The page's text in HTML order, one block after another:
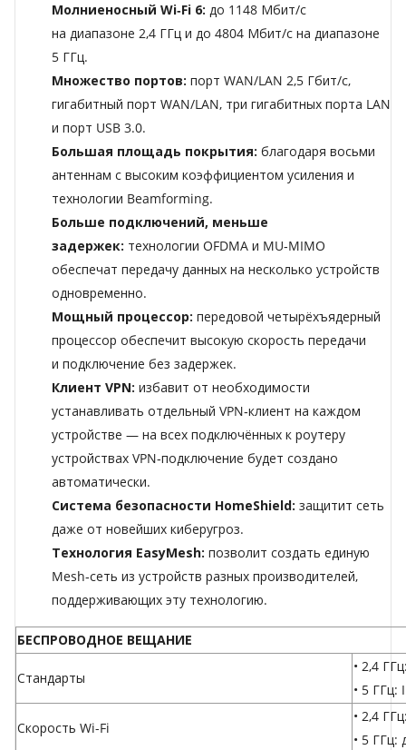
Молниеносный Wi‑Fi 6: до 1148 Мбит/с
на диапазоне 2,4 ГГц и до 4804 Мбит/с на диапазоне
5 ГГц.
Множество портов: порт WAN/LAN 2,5 Гбит/с,
гигабитный порт WAN/LAN, три гигабитных порта LAN
и порт USB 3.0.
Большая площадь покрытия: благодаря восьми
антеннам с высоким коэффициентом усиления и
технологии Beamforming.
Больше подключений, меньше
задержек: технологии OFDMA и MU‑MIMO
обеспечат передачу данных на несколько устройств
одновременно.
Мощный процессор: передовой четырёхъядерный
процессор обеспечит высокую скорость передачи
и подключение без задержек.
Клиент VPN: избавит от необходимости
устанавливать отдельный VPN‑клиент на каждом
устройстве — на всех подключённых к роутеру
устройствах VPN‑подключение будет создано
автоматически.
Система безопасности HomeShield: защитит сеть
даже от новейших киберугроз.
Технология EasyMesh: позволит создать единую
Mesh‑сеть из устройств разных производителей,
поддерживающих эту технологию.
БЕСПРОВОДНОЕ ВЕЩАНИЕ
Стандарты
• 2,4
• 5 ГГц:
Скорость Wi-Fi
• 2,4
• 5 ГГц: